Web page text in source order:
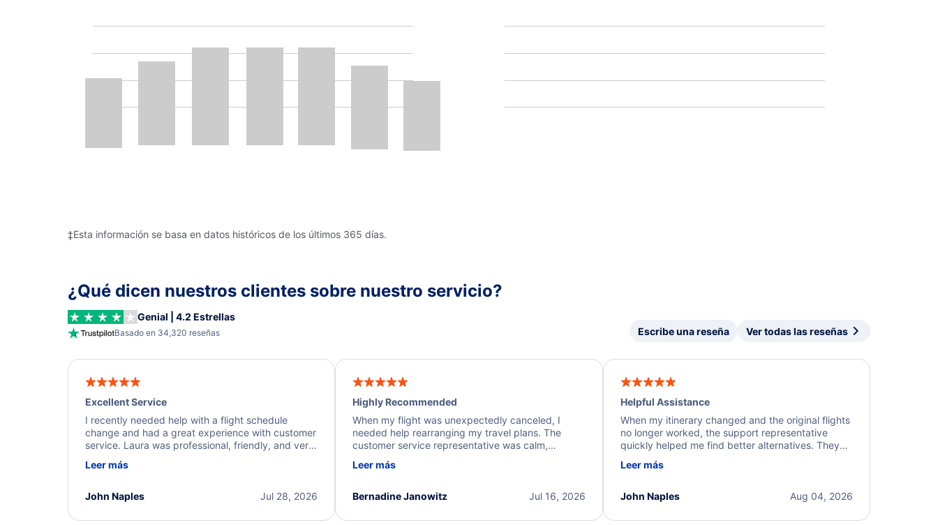
‡Esta información se basa en datos históricos de los últimos 365 días.
¿Qué dicen nuestros clientes sobre nuestro servicio?
Genial | 4.2 Estrellas
Basado en 34,320 reseñas Escribe una reseña Ver todas las reseñas
Excellent Service
I recently needed help with a flight schedule
change and had a great experience with customer
service. Laura was professional, friendly, and very
a solution and kept me informed of the next steps.
Leer más
Jul 28, 2026
John Naples
Highly Recommended
When my flight was unexpectedly canceled, I
needed help rearranging my travel plans. The
customer service representative was calm,
process. They quickly found alternative flight
I truly appreciate the excellent support and
Leer más
Jul 16, 2026
Bernadine Janowitz
Helpful Assistance
When my itinerary changed and the original flights
no longer worked, the support representative
quickly helped me find better alternatives. They
beyond to resolve the issue. I'm grateful for the
Leer más
Aug 04, 2026
John Naples